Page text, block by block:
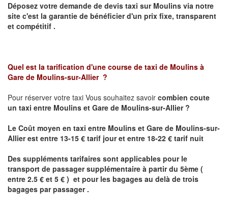
Déposez votre demande de devis taxi sur Moulins via notre
site c'est la garantie de bénéficier d'un prix fixe, transparent
et compétitif .
Quel est la tarification d'une course de taxi de Moulins à
Gare de Moulins-sur-Allier ?
Pour réserver votre taxi Vous souhaitez savoir combien coute
un taxi entre Moulins et Gare de Moulins-sur-Allier ?
Le Coût moyen en taxi entre Moulins et Gare de Moulins-sur-
Allier est entre 13-15 € tarif jour et entre 18-22 € tarif nuit
Des suppléments tarifaires sont applicables pour le
transport de passager supplémentaire à partir du 5ème (
entre 2.5 € et 5 € ) et pour les bagages au delà de trois
bagages par passager .